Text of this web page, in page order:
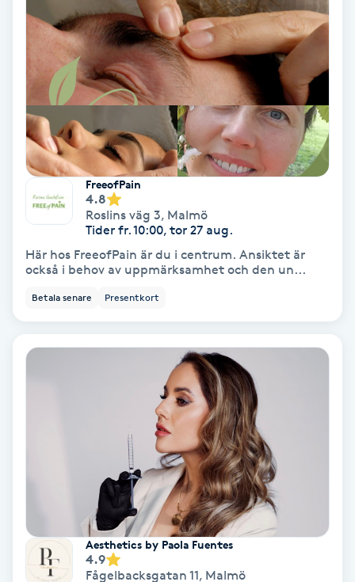
Japansk massage
K18
Katun fransar
Kemisk peeling
Keratinbehandling
Kinesiologi
Kinesisk medicin
Klippning & Slingor
Klippning ungdom
FreeofPain
4.8
Roslins väg 3, Malmö
Tider fr. 10:00, tor 27 aug.
Här hos FreeofPain är du i centrum. Ansiktet är
också i behov av uppmärksamhet och den un...
Betala senare Presentkort
Aesthetics by Paola Fuentes
4.9
Fågelbacksgatan 11, Malmö